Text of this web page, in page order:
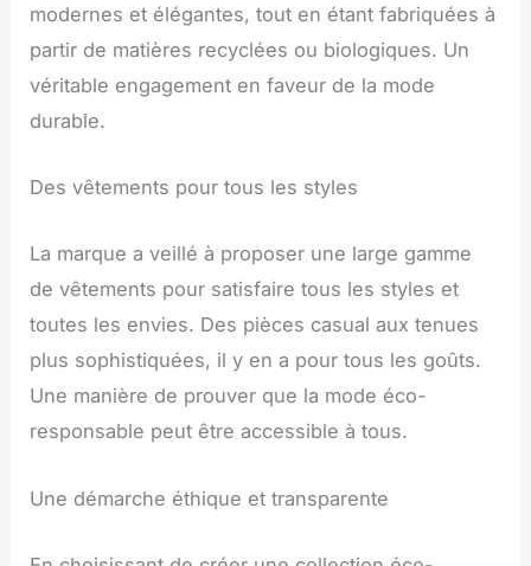
modernes et élégantes, tout en étant fabriquées à
partir de matières recyclées ou biologiques. Un
véritable engagement en faveur de la mode
durable.
Des vêtements pour tous les styles
La marque a veillé à proposer une large gamme
de vêtements pour satisfaire tous les styles et
toutes les envies. Des pièces casual aux tenues
plus sophistiquées, il y en a pour tous les goûts.
Une manière de prouver que la mode éco-
responsable peut être accessible à tous.
Une démarche éthique et transparente